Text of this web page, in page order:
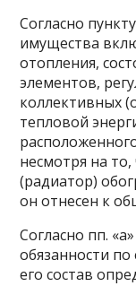
Согласно
имущества
отопления,
элементов,
коллективных
тепловой
несмотря на
(радиатор)
он отнесен к
Согласно пп.
обязанности
его состав